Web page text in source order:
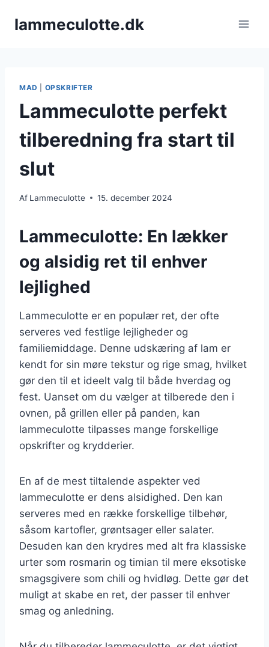
lammeculotte.dk
MAD OPSKRIFTER
Lammeculotte perfekt
tilberedning fra start til
slut
Af Lammeculotte 15. december 2024
Lammeculotte: En lækker
og alsidig ret til enhver
lejlighed
Lammeculotte er en populær ret, der ofte
serveres ved festlige lejligheder og
familiemiddage. Denne udskæring af lam er
kendt for sin møre tekstur og rige smag, hvilket
gør den til et ideelt valg til både hverdag og
fest. Uanset om du vælger at tilberede den i
ovnen, på grillen eller på panden, kan
lammeculotte tilpasses mange forskellige
opskrifter og krydderier.
En af de mest tiltalende aspekter ved
lammeculotte er dens alsidighed. Den kan
serveres med en række forskellige tilbehør,
såsom kartofler, grøntsager eller salater.
Desuden kan den krydres med alt fra klassiske
urter som rosmarin og timian til mere eksotiske
smagsgivere som chili og hvidløg. Dette gør det
muligt at skabe en ret, der passer til enhver
smag og anledning.